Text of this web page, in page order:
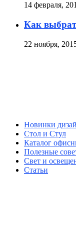
14 февраля,
Как
22 ноября,
Новинки
Стол и Стул
Каталог
Полезные
Свет и
Статьи